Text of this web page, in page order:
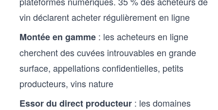
vin déclarent acheter régulièrement en ligne
Montée en gamme : les acheteurs en ligne
cherchent des cuvées introuvables en grande
surface, appellations confidentielles, petits
producteurs, vins nature
Essor du direct producteur : les domaines